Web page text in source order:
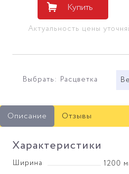
Купить
Актуальность цены
Выбрать: Расцветка
Описание Отзывы
Характеристики
Ширина
1200